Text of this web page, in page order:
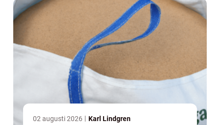
02 augusti 2026 Karl Lindgren